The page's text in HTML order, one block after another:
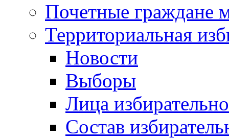
Почетные граждане
Территориальная
Новости
Выборы
Лица
Состав